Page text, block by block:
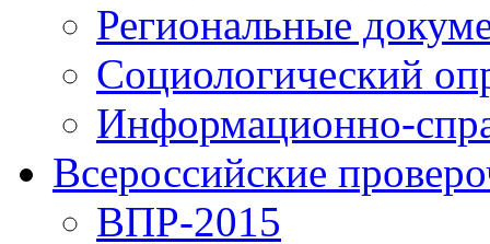
Региональные
Социологический
Информационно-
Всероссийские
ВПР-2015